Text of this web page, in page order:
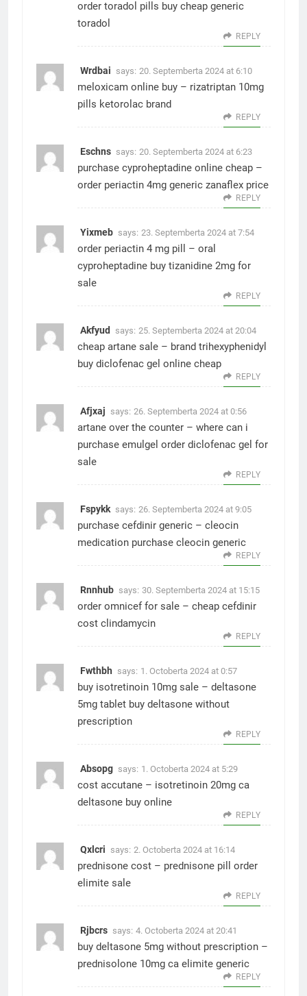
order toradol pills buy cheap generic
toradol
REPLY
Wrdbai says: 20. Septemberta 2024 at 6:10
meloxicam online buy – rizatriptan 10mg
pills ketorolac brand
REPLY
Eschns says: 20. Septemberta 2024 at 6:23
purchase cyproheptadine online cheap –
order periactin 4mg generic zanaflex price
REPLY
Yixmeb says: 23. Septemberta 2024 at 7:54
order periactin 4 mg pill – oral
cyproheptadine buy tizanidine 2mg for
sale
REPLY
Akfyud says: 25. Septemberta 2024 at 20:04
cheap artane sale – brand trihexyphenidyl
buy diclofenac gel online cheap
REPLY
Afjxaj says: 26. Septemberta 2024 at 0:56
artane over the counter – where can i
purchase emulgel order diclofenac gel for
sale
REPLY
Fspykk says: 26. Septemberta 2024 at 9:05
purchase cefdinir generic – cleocin
medication purchase cleocin generic
REPLY
Rnnhub says: 30. Septemberta 2024 at 15:15
order omnicef for sale – cheap cefdinir
cost clindamycin
REPLY
Fwthbh says: 1. Octoberta 2024 at 0:57
buy isotretinoin 10mg sale – deltasone
5mg tablet buy deltasone without
prescription
REPLY
Absopg says: 1. Octoberta 2024 at 5:29
cost accutane – isotretinoin 20mg ca
deltasone buy online
REPLY
Qxlcri says: 2. Octoberta 2024 at 16:14
prednisone cost – prednisone pill
order
elimite sale
REPLY
Rjbcrs says: 4. Octoberta 2024 at 20:41
buy deltasone 5mg without prescription –
prednisolone 10mg ca elimite generic
REPLY